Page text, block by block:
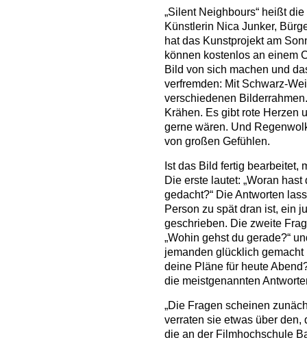
„Silent Neighbours“ heißt
Künstlerin Nica Junker,
hat das Kunstprojekt am
können kostenlos an einem
Bild von sich machen und
verfremden: Mit Schwarz-
verschiedenen
Krähen. Es gibt rote Herzen
gerne wären. Und
von großen Gefühlen.
Ist das Bild fertig bearbeitet,
Die erste lautet: „Woran
gedacht?“ Die Antworten
Person zu spät dran ist, ein
geschrieben. Die zweite
„Wohin gehst du gerade?“
jemanden glücklich gemacht
deine Pläne für heute
die meistgenannten
„Die Fragen scheinen
verraten sie etwas über den,
die an der Filmhochschule